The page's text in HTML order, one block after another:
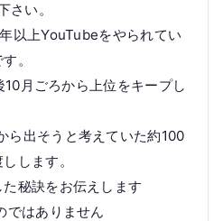
さい。
以上YouTubeをやられてい
。
月ごろから上位をキープし
出そうと考えていた約100
します。
秘訣をお伝えします
ではありません